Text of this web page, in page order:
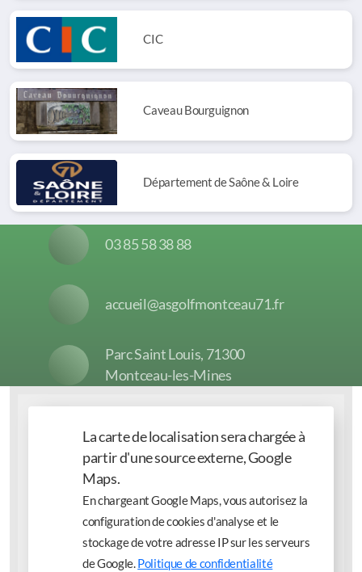
CIC
Caveau Bourguignon
Département de Saône & Loire
03 85 58 38 88
accueil@asgolfmontceau71.fr
Parc Saint Louis, 71300
Montceau-les-Mines
La carte de localisation sera chargée à
partir d'une source externe, Google
Maps.
En chargeant Google Maps, vous autorisez la
configuration de cookies d'analyse et le
stockage de votre adresse IP sur les serveurs
de Google.Politique de confidentialité